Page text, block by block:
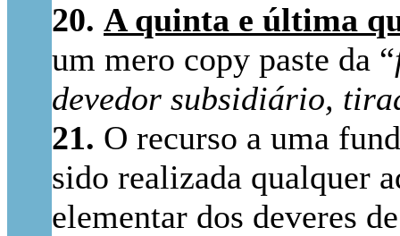
20. A quinta e última
um mero copy paste da “
devedor subsidiário,
21. O recurso a uma
sido realizada qualquer
elementar dos deveres